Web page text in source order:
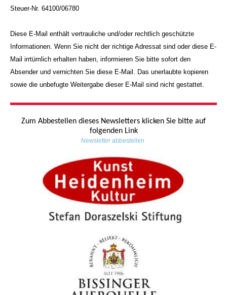
Steuer-Nr. 64100/06780
Diese E-Mail enthält vertrauliche und/oder rechtlich geschützte
Informationen. Wenn Sie nicht der richtige Adressat sind oder diese E-
Mail irrtümlich erhalten haben, informieren Sie bitte sofort den
Absender und vernichten Sie diese E-Mail. Das unerlaubte kopieren
sowie die unbefugte Weitergabe dieser E-Mail sind nicht gestattet.
Zum Abbestellen dieses Newsletters klicken Sie bitte auf
folgenden Link
Newsletter abbestellen